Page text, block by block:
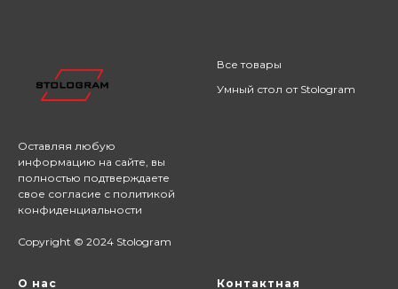
Оставляя любую
информацию на сайте, вы
полностью подтверждаете
свое согласие с политикой
конфиденциальности
Copyright © 2024 Stologram
Все товары
Умный стол от Stologram
О нас Контактная